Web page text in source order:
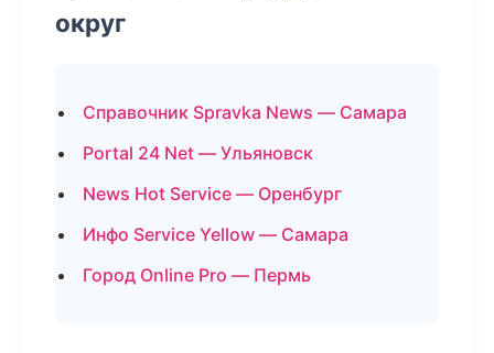
округ
Справочник Spravka News — Самара
Portal 24 Net — Ульяновск
News Hot Service — Оренбург
Инфо Service Yellow — Самара
Город Online Pro — Пермь